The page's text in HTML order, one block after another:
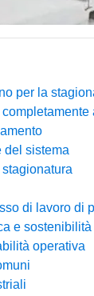
per la
del sistema
di lavoro di
e sostenibilità
operativa